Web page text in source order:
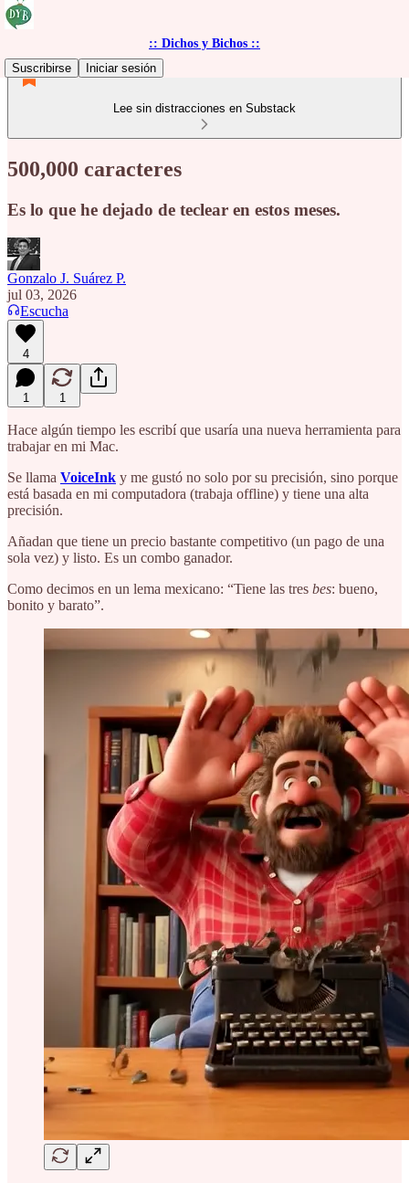
:: Dichos y Bichos ::
Suscribirse
Iniciar sesión
Lee sin distracciones en Substack
500,000 caracteres
Es lo que he dejado de teclear en estos meses.
Gonzalo J. Suárez P.
jul 03, 2026
Escucha
4
1 1
Hace algún tiempo les escribí que usaría una nueva herramienta para
trabajar en mi Mac.
Se llama VoiceInk y me gustó no solo por su precisión, sino porque
está basada en mi computadora (trabaja offline) y tiene una alta
precisión.
Añadan que tiene un precio bastante competitivo (un pago de una
sola vez) y listo. Es un combo ganador.
Como decimos en un lema mexicano: “Tiene las tres bes: bueno,
bonito y barato”.